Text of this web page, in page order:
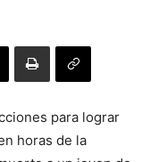
para lograr
horas de la